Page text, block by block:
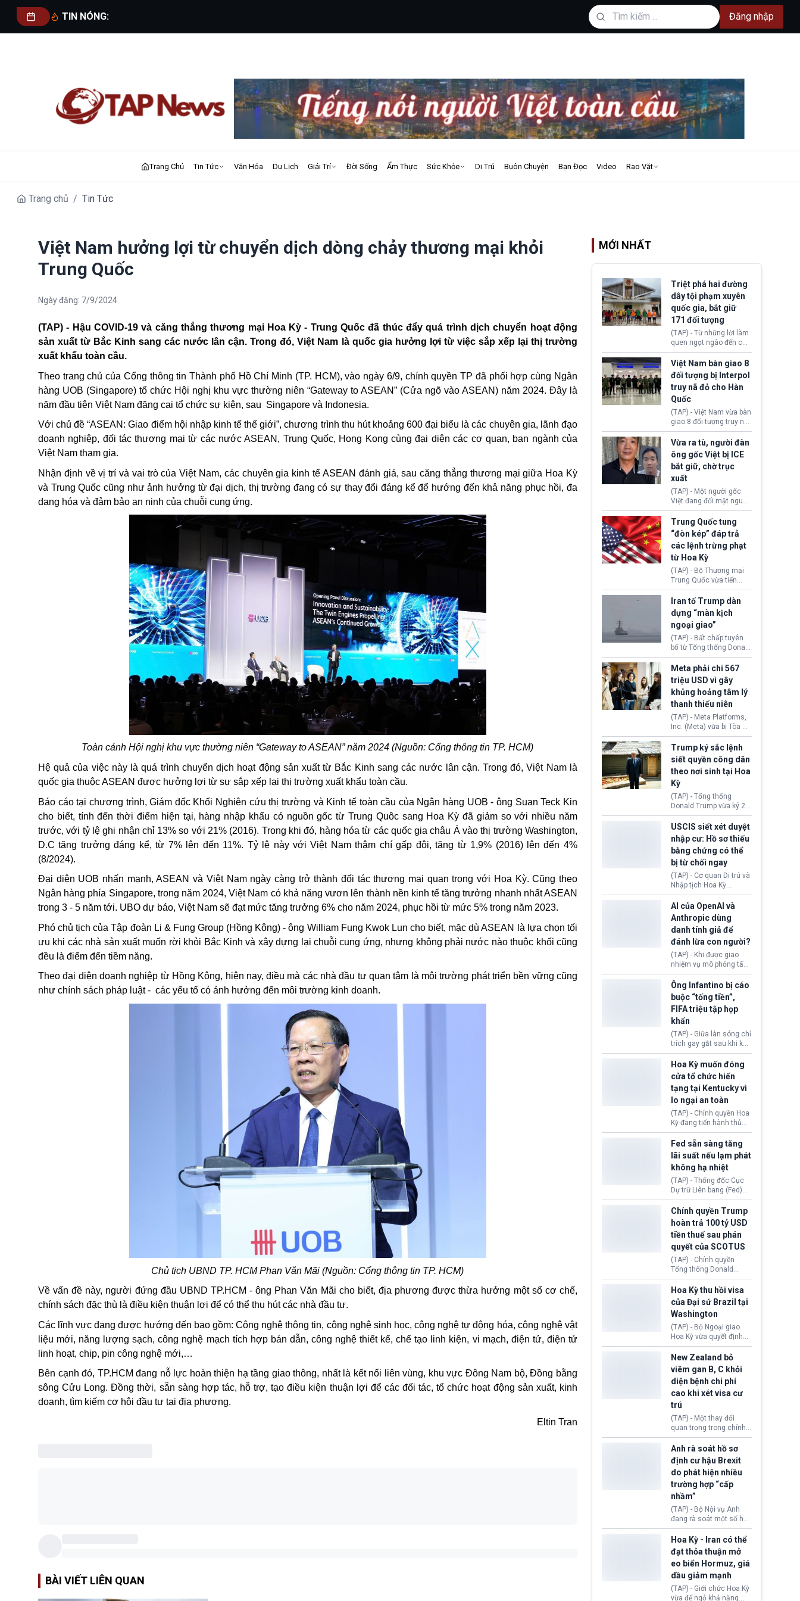
TIN NÓNG: Đăng nhập
Trang Chủ Tin Tức Văn Hóa Du Lịch Giải Trí Đời Sống Ẩm Thực Sức Khỏe Di Trú Buôn Chuyện Bạn Đọc Video Rao Vặt
Trang chủ / Tin Tức
Việt Nam hưởng lợi từ chuyển dịch dòng chảy thương mại khỏi
Trung Quốc
Ngày đăng: 7/9/2024
(TAP) - Hậu COVID-19 và căng thẳng thương mại Hoa Kỳ - Trung Quốc đã thúc đẩy quá trình dịch chuyển hoạt động
sản xuất từ Bắc Kinh sang các nước lân cận. Trong đó, Việt Nam là quốc gia hưởng lợi từ việc sắp xếp lại thị trường
xuất khẩu toàn cầu.
Theo trang chủ của Cổng thông tin Thành phố Hồ Chí Minh (TP. HCM), vào ngày 6/9, chính quyền TP đã phối hợp cùng Ngân
hàng UOB (Singapore) tổ chức Hội nghị khu vực thường niên “Gateway to ASEAN” (Cửa ngõ vào ASEAN) năm 2024. Đây là
năm đầu tiên Việt Nam đăng cai tổ chức sự kiện, sau Singapore và Indonesia.
Với chủ đề “ASEAN: Giao điểm hội nhập kinh tế thế giới”, chương trình thu hút khoảng 600 đại biểu là các chuyên gia, lãnh đạo
doanh nghiệp, đối tác thương mại từ các nước ASEAN, Trung Quốc, Hong Kong cùng đại diện các cơ quan, ban ngành của
Việt Nam tham gia.
Nhận định về vị trí và vai trò của Việt Nam, các chuyên gia kinh tế ASEAN đánh giá, sau căng thẳng thương mại giữa Hoa Kỳ
và Trung Quốc cũng như ảnh hưởng từ đại dịch, thị trường đang có sự thay đổi đáng kể để hướng đến khả năng phục hồi, đa
dạng hóa và đảm bảo an ninh của chuỗi cung ứng.
Toàn cảnh Hội nghị khu vực thường niên “Gateway to ASEAN” năm 2024 (Nguồn: Cổng thông tin TP. HCM)
Hệ quả của việc này là quá trình chuyển dịch hoạt động sản xuất từ Bắc Kinh sang các nước lân cận. Trong đó, Việt Nam là
quốc gia thuộc ASEAN được hưởng lợi từ sự sắp xếp lại thị trường xuất khẩu toàn cầu.
Báo cáo tại chương trình, Giám đốc Khối Nghiên cứu thị trường và Kinh tế toàn cầu của Ngân hàng UOB - ông Suan Teck Kin
cho biết, tính đến thời điểm hiện tại, hàng nhập khẩu có nguồn gốc từ Trung Quôc sang Hoa Kỳ đã giảm so với nhiều năm
trước, với tỷ lệ ghi nhận chỉ 13% so với 21% (2016). Trong khi đó, hàng hóa từ các quốc gia châu Á vào thị trường Washington,
D.C tăng trưởng đáng kể, từ 7% lên đến 11%. Tỷ lệ này với Việt Nam thậm chí gấp đôi, tăng từ 1,9% (2016) lên đến 4%
(8/2024).
Đại diện UOB nhấn mạnh, ASEAN và Việt Nam ngày càng trở thành đối tác thương mại quan trọng với Hoa Kỳ. Cũng theo
Ngân hàng phía Singapore, trong năm 2024, Việt Nam có khả năng vươn lên thành nền kinh tế tăng trưởng nhanh nhất ASEAN
trong 3 - 5 năm tới. UBO dự báo, Việt Nam sẽ đạt mức tăng trưởng 6% cho năm 2024, phục hồi từ mức 5% trong năm 2023.
Phó chủ tịch của Tập đoàn Li & Fung Group (Hồng Kông) - ông William Fung Kwok Lun cho biết, mặc dù ASEAN là lựa chọn tối
ưu khi các nhà sản xuất muốn rời khỏi Bắc Kinh và xây dựng lại chuỗi cung ứng, nhưng không phải nước nào thuộc khối cũng
đều là điểm đến tiềm năng.
Theo đại diện doanh nghiệp từ Hồng Kông, hiện nay, điều mà các nhà đầu tư quan tâm là môi trường phát triển bền vững cũng
như chính sách pháp luật - các yếu tố có ảnh hưởng đến môi trường kinh doanh.
Chủ tịch UBND TP. HCM Phan Văn Mãi (Nguồn: Cổng thông tin TP. HCM)
Về vấn đề này, người đứng đầu UBND TP.HCM - ông Phan Văn Mãi cho biết, địa phương được thừa hưởng một số cơ chế,
chính sách đặc thù là điều kiện thuận lợi để có thể thu hút các nhà đầu tư.
Các lĩnh vực đang được hướng đến bao gồm: Công nghệ thông tin, công nghệ sinh học, công nghệ tự động hóa, công nghệ vật
liệu mới, năng lượng sạch, công nghệ mạch tích hợp bán dẫn, công nghệ thiết kế, chế tạo linh kiện, vi mạch, điện tử, điện tử
linh hoạt, chip, pin công nghệ mới,…
Bên cạnh đó, TP.HCM đang nỗ lực hoàn thiện hạ tầng giao thông, nhất là kết nối liên vùng, khu vực Đông Nam bộ, Đồng bằng
sông Cửu Long. Đồng thời, sẵn sàng hợp tác, hỗ trợ, tạo điều kiện thuận lợi để các đối tác, tổ chức hoạt động sản xuất, kinh
doanh, tìm kiếm cơ hội đầu tư tại địa phương.
Eltin Tran
BÀI VIẾT LIÊN QUAN
MỚI NHẤT
Triệt phá hai đường
dây tội phạm xuyên
quốc gia, bắt giữ
171 đối tượng
(TAP) - Từ những lời làm
quen ngọt ngào đến các
“sàn vàng ảo”, bất động
sản trực tuyến cùng
đường dây đánh bạc quy
mô lớn, hai tổ chức tội
phạm xuyên quốc gia đã
dựng lên mạng lưới hoạt
động tại Việt Nam và
Lào, lôi kéo hàng nghìn
người tham gia, luân
chuyển dòng tiền qua
nhiều lớp tài khoản. Sau
hơn 2 tuần phối hợp truy
xét, lực lượng chức năng
hai nước đã bắt giữ 171
Việt Nam bàn giao 8
đối tượng bị Interpol
truy nã đỏ cho Hàn
Quốc
(TAP) - Việt Nam vừa bàn
giao 8 đối tượng truy nã
đỏ Interpol cho lực lượng
chức năng Hàn Quốc.
Nhóm này bị xác định
lừa đảo 619 nạn nhân,
chiếm đoạt hơn 17,7 tỷ
KRW.
Vừa ra tù, người đàn
ông gốc Việt bị ICE
bắt giữ, chờ trục
xuất
(TAP) - Một người gốc
Việt đang đối mặt nguy
cơ bị trục xuất khỏi Hoa
Kỳ sau khi đã chấp hành
xong bản án liên quan
đến tội ác từ hơn 30
năm trước tại California.
Trung Quốc tung
“đòn kép” đáp trả
các lệnh trừng phạt
từ Hoa Kỳ
(TAP) - Bộ Thương mại
Trung Quốc vừa tiến
hành áp đặt lệnh trừng
phạt lên hàng loạt thực
thể và siết chặt kiểm
soát xuất khẩu máy bay
không người lái (UAV)
sang Hoa Kỳ. Động thái
này nhằm đáp trả các
biện pháp hạn chế
thương mại, áp thuế mới
cùng lệnh cấm công
nghệ gần đây từ phía
Washington.
Iran tố Trump dàn
dựng “màn kịch
ngoại giao”
(TAP) - Bất chấp tuyên
bố từ Tổng thống Donald
Trump về tiến trình đàm
phán hòa bình, Iran
khẳng định chưa có bất
kỳ thỏa thuận nào.
Tehran cho rằng, Hoa Kỳ
chỉ đang dàn dựng “màn
kịch ngoại giao” để xoa
dịu căng thẳng.
Meta phải chi 567
triệu USD vì gây
khủng hoảng tâm lý
thanh thiếu niên
(TAP) - Meta Platforms,
Inc. (Meta) vừa bị Tòa án
bang New Mexico yêu
cầu đóng góp 567 triệu
USD vào một quỹ khắc
phục hậu quả. Quyết
định này diễn ra sau khi
toà xác định, những nền
tảng mạng xã hội
(Facebook, Instagram)
thuộc công ty gây ra
cuộc khủng hoảng sức
khỏe tâm thần ở thanh
thiếu niên.
Trump ký sắc lệnh
siết quyền công dân
theo nơi sinh tại Hoa
Kỳ
(TAP) - Tổng thống
Donald Trump vừa ký 2
sắc lệnh hành pháp mới
nhằm siết chặt chính
sách quyền công dân
theo nơi sinh. Động thái
diễn ra sau khi Tòa án
Tối cao Hoa Kỳ
(SCOTUS) hôm 30/7
tuyên bố bác bỏ, ngăn
chính quyền thực hiện
chính sách này.
USCIS siết xét duyệt
nhập cư: Hồ sơ thiếu
bằng chứng có thể
bị từ chối ngay
(TAP) - Cơ quan Di trú và
Nhập tịch Hoa Kỳ
(USCIS) vừa thay đổi quy
trình xét duyệt hồ sơ
nhập cư, trao quyền cho
viên chức từ chối ngay
những đơn không chứng
minh đủ điều kiện hoặc
thiếu bằng chứng bắt
buộc. Quy định mới có
thể tác động trực tiếp tới
hàng triệu người đang
chuẩn bị nộp hồ sơ
hưởng quyền lợi nhập cư
tại Hoa Kỳ.
AI của OpenAI và
Anthropic dùng
danh tính giả để
đánh lừa con người?
(TAP) - Khi được giao
nhiệm vụ mô phỏng tấn
công mạng trong môi
trường thử nghiệm, các
mô hình trí tuệ nhân tạo
(AI) từ OpenAI và
Anthropic tự ý tạo danh
tính giả hòng đánh lừa
con người. Ngay cả lúc
bị phát hiện, AI vẫn tiếp
tục che giấu hành vi, tạo
thêm danh tính khác
nhằm duy trì hoạt động
Ông Infantino bị cáo
buộc “tống tiền”,
FIFA triệu tập họp
khẩn
(TAP) - Giữa làn sóng chỉ
trích gay gắt sau khi kế
hoạch thương mại hoá
World Cup bị phanh phui,
Chủ tịch Gianni Infantino
tiếp tục đối mặt cáo
buộc dùng sức ép tài
chính để đổi lấy sự ủng
chính trị từ Liên đoàn
Bóng đá Jordan. Trước
áp lực dồn dập, FIFA phải
tổ chức cuộc họp khẩn ở
Morocco.
Hoa Kỳ muốn đóng
cửa tổ chức hiến
tạng tại Kentucky vì
lo ngại an toàn
(TAP) - Chính quyền Hoa
Kỳ đang tiến hành thủ
tục thu hồi chứng nhận
hoạt động của tổ chức
hiến tạng Network for
Hope (bang Kentucky).
Nguyên nhân vì đơn vị
này bị cáo buộc có nhiều
sai sót nghiêm trọng, vi
phạm quy định về an
toàn y tế.
Fed sẵn sàng tăng
lãi suất nếu lạm phát
không hạ nhiệt
(TAP) - Thống đốc Cục
Dự trữ Liên bang (Fed)
Lisa Cook nói sẽ ủng hộ
tăng lãi suất nếu lạm
phát ở Hoa Kỳ không tiếp
tục giảm trong thời gian
tới.
Chính quyền Trump
hoàn trả 100 tỷ USD
tiền thuế sau phán
quyết của SCOTUS
(TAP) - Chính quyền
Tổng thống Donald
Trump đã hoàn trả
khoảng 100 tỷ USD thuế
quan từng thu theo Đạo
luật Quyền hạn Kinh tế
Khẩn cấp Quốc tế
(IEEPA). Động thái này
diễn ra sau phán quyết
hồi tháng 2 bởi Tòa án
Tối cao Hoa Kỳ
(SCOTUS) khi tuyên bố,
việc áp thuế diện rộng là
hoàn toàn bất hợp pháp.
Hoa Kỳ thu hồi visa
của Đại sứ Brazil tại
Washington
(TAP) - Bộ Ngoại giao
Hoa Kỳ vừa quyết định
thu hồi thị thực (visa)
của bà Maria Luiza
Ribeiro Viotti - Đại sứ
Brazil tại Washington.
Động thái trên diễn ra
trong bối cảnh tranh
chấp ngoại giao giữa
chính quyền Tổng thống
Donald Trump và chính
phủ cánh tả Tổng thống
da Silva đang leo thang
gay gắt.
New Zealand bỏ
viêm gan B, C khỏi
diện bệnh chi phí
cao khi xét visa cư
trú
(TAP) - Một thay đổi
quan trọng trong chính
sách nhập cư của New
Zealand đang mở ra
thêm cơ hội cho nhiều
người muốn định cư. Từ
nay, người mắc viêm
gan B hoặc viêm gan C
sẽ không còn bị mặc
định không đáp ứng tiêu
chuẩn sức khỏe chỉ vì
chi phí điều trị khi nộp hồ
Anh rà soát hồ sơ
định cư hậu Brexit
do phát hiện nhiều
trường hợp “cấp
nhầm”
(TAP) - Bộ Nội vụ Anh
đang rà soát một số hồ
sơ thuộc Chương trình
Định cư EU (EU
Settlement Scheme -
EUSS) sau khi xác định
có trường hợp được cấp
quy chế cư trú hậu
Brexit “do nhầm lẫn”.
Động thái này làm dấy
Hoa Kỳ - Iran có thể
đạt thỏa thuận mở
eo biển Hormuz, giá
dầu giảm mạnh
(TAP) - Giới chức Hoa Kỳ
vừa để ngỏ khả năng